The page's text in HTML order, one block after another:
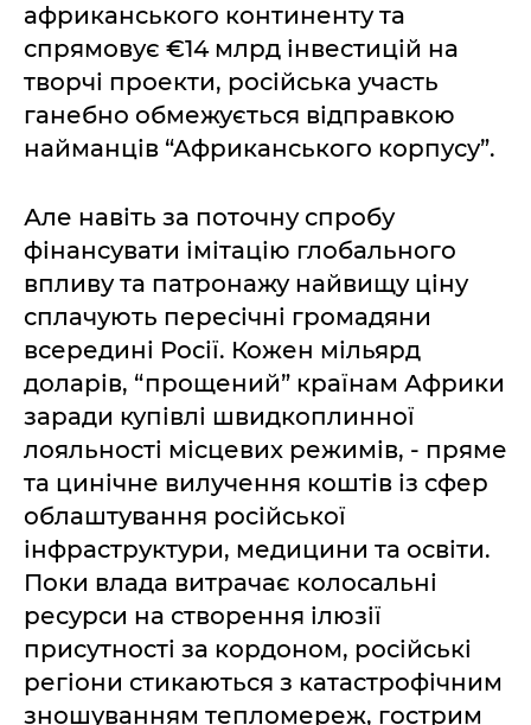
африканського континенту та
спрямовує €14 млрд інвестицій на
творчі проекти, російська участь
ганебно обмежується відправкою
найманців “Африканського корпусу”.
Але навіть за поточну спробу
фінансувати імітацію глобального
впливу та патронажу найвищу ціну
сплачують пересічні громадяни
всередині Росії. Кожен мільярд
доларів, “прощений” країнам Африки
заради купівлі швидкоплинної
лояльності місцевих режимів, - пряме
та цинічне вилучення коштів із сфер
облаштування російської
інфраструктури, медицини та освіти.
Поки влада витрачає колосальні
ресурси на створення ілюзії
присутності за кордоном, російські
регіони стикаються з катастрофічним
зношуванням тепломереж, гострим